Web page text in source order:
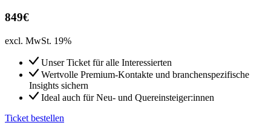
849€
excl. MwSt. 19%
Unser Ticket für alle Interessierten
Wertvolle Premium-Kontakte und branchenspezifische
Insights sichern
Ideal auch für Neu- und Quereinsteiger:innen
Ticket bestellen